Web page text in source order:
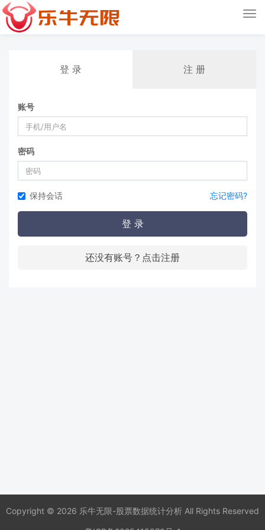
登 录 注 册
账号
密码
保持会话 忘记密码?
登 录
还没有账号？点击注册
Copyright © 2026 乐牛无限-股票数据统计分析 All Rights Reserved